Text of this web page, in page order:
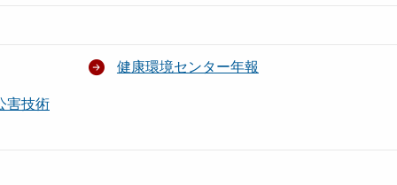
健康環境センター年報
害技術